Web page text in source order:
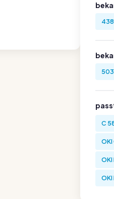
C
OKI
OKI